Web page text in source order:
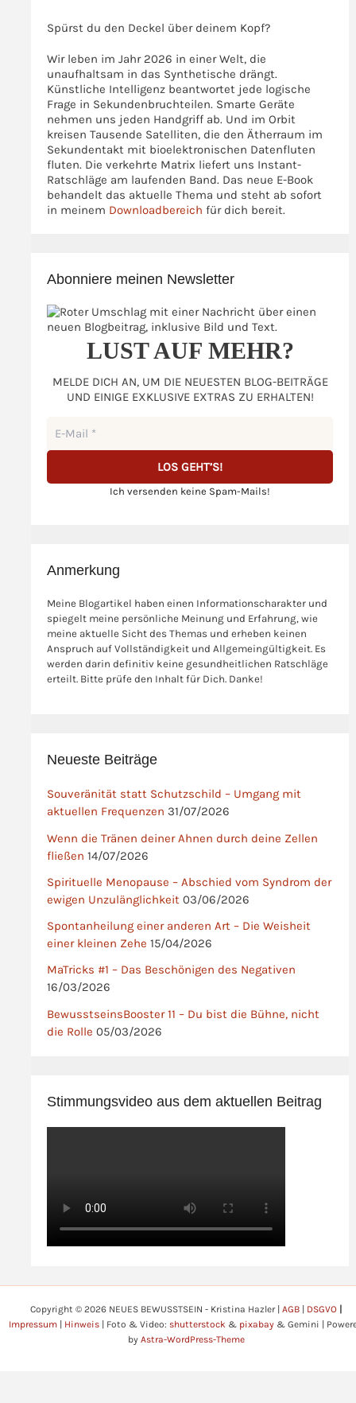
Spürst du den Deckel über deinem Kopf?
Wir leben im Jahr 2026 in einer Welt, die
unaufhaltsam in das Synthetische drängt.
Künstliche Intelligenz beantwortet jede logische
Frage in Sekundenbruchteilen. Smarte Geräte
nehmen uns jeden Handgriff ab. Und im Orbit
kreisen Tausende Satelliten, die den Ätherraum im
Sekundentakt mit bioelektronischen Datenfluten
fluten. Die verkehrte Matrix liefert uns Instant-
Ratschläge am laufenden Band. Das neue E-Book
behandelt das aktuelle Thema und steht ab sofort
in meinem Downloadbereich für dich bereit.
Abonniere meinen Newsletter
LUST AUF MEHR?
MELDE DICH AN, UM DIE NEUESTEN BLOG-BEITRÄGE
UND EINIGE EXKLUSIVE EXTRAS ZU ERHALTEN!
Ich versenden keine Spam-Mails!
Anmerkung
Meine Blogartikel haben einen Informationscharakter und
spiegelt meine persönliche Meinung und Erfahrung, wie
meine aktuelle Sicht des Themas und erheben keinen
Anspruch auf Vollständigkeit und Allgemeingültigkeit. Es
werden darin definitiv keine gesundheitlichen Ratschläge
erteilt. Bitte prüfe den Inhalt für Dich. Danke!
Neueste Beiträge
Souveränität statt Schutzschild – Umgang mit
aktuellen Frequenzen 31/07/2026
Wenn die Tränen deiner Ahnen durch deine Zellen
fließen 14/07/2026
Spirituelle Menopause – Abschied vom Syndrom der
ewigen Unzulänglichkeit 03/06/2026
Spontanheilung einer anderen Art – Die Weisheit
einer kleinen Zehe 15/04/2026
MaTricks #1 – Das Beschönigen des Negativen
16/03/2026
BewusstseinsBooster 11 – Du bist die Bühne, nicht
die Rolle 05/03/2026
Stimmungsvideo aus dem aktuellen Beitrag
Copyright © 2026 NEUES BEWUSSTSEIN - Kristina Hazler | AGB DSGVO
Impressum
Hinweis | Foto & Video: shutterstock & pixabay & Gemini |
by Astra-WordPress-Theme